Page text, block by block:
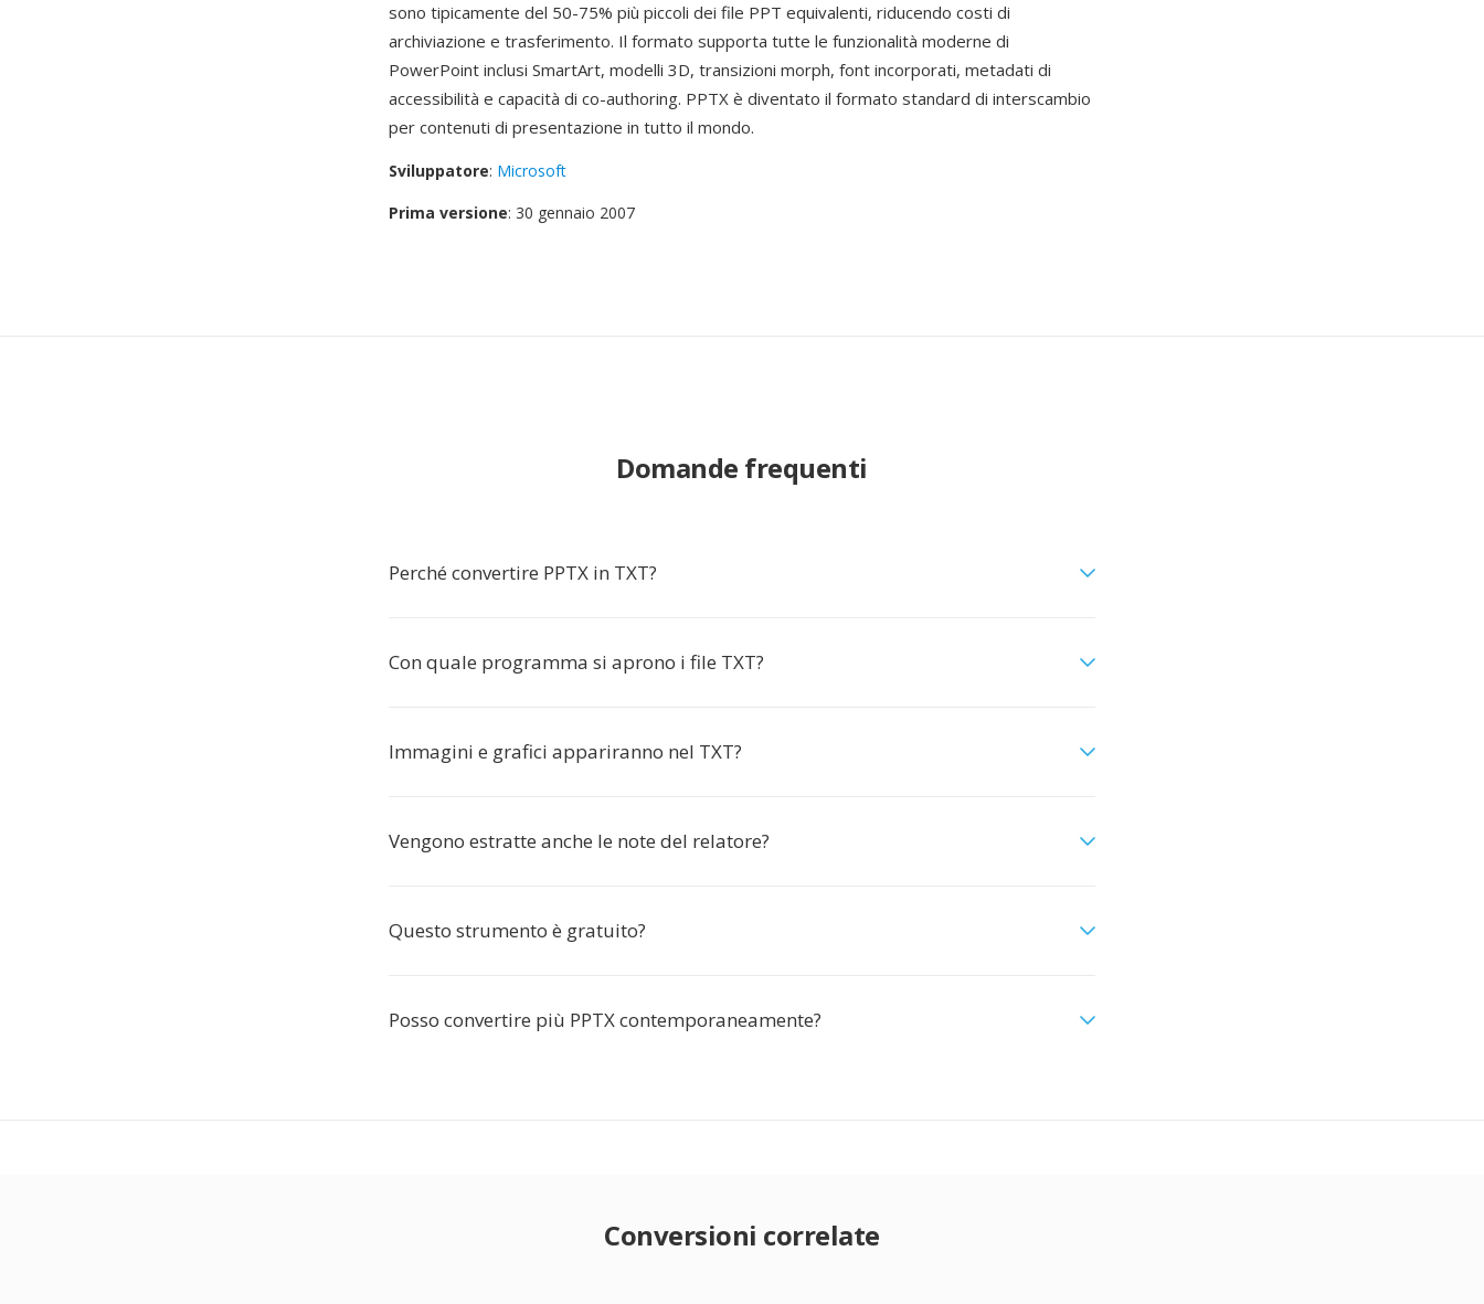
sono tipicamente del 50-75% più piccoli dei file PPT equivalenti, riducendo costi di
archiviazione e trasferimento. Il formato supporta tutte le funzionalità moderne di
PowerPoint inclusi SmartArt, modelli 3D, transizioni morph, font incorporati, metadati di
accessibilità e capacità di co-authoring. PPTX è diventato il formato standard di interscambio
per contenuti di presentazione in tutto il mondo.
Sviluppatore: Microsoft
Prima versione: 30 gennaio 2007
Domande frequenti
Perché convertire PPTX in TXT?
Con quale programma si aprono i file TXT?
Immagini e grafici appariranno nel TXT?
Vengono estratte anche le note del relatore?
Questo strumento è gratuito?
Posso convertire più PPTX contemporaneamente?
Conversioni correlate